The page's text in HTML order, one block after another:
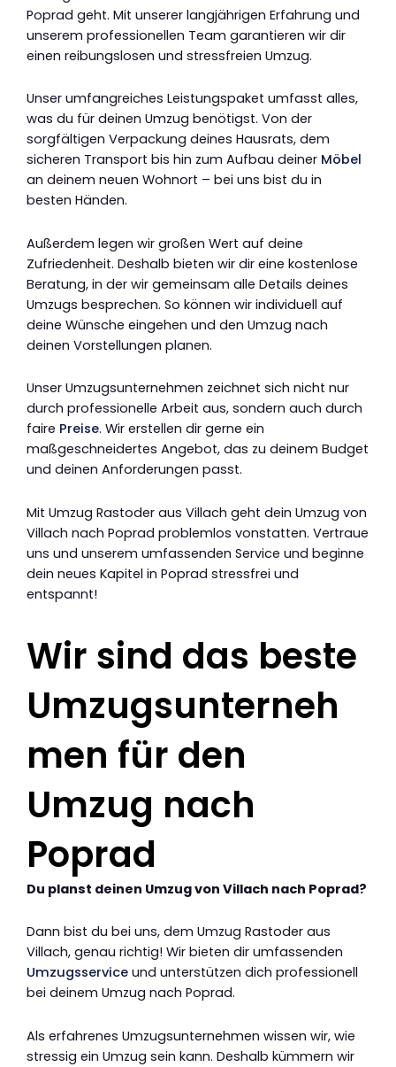
Poprad geht. Mit unserer langjährigen Erfahrung und
unserem professionellen Team garantieren wir dir
einen reibungslosen und stressfreien Umzug.
Unser umfangreiches Leistungspaket umfasst alles,
was du für deinen Umzug benötigst. Von der
sorgfältigen Verpackung deines Hausrats, dem
sicheren Transport bis hin zum Aufbau deiner Möbel
an deinem neuen Wohnort – bei uns bist du in
besten Händen.
Außerdem legen wir großen Wert auf deine
Zufriedenheit. Deshalb bieten wir dir eine kostenlose
Beratung, in der wir gemeinsam alle Details deines
Umzugs besprechen. So können wir individuell auf
deine Wünsche eingehen und den Umzug nach
deinen Vorstellungen planen.
Unser Umzugsunternehmen zeichnet sich nicht nur
durch professionelle Arbeit aus, sondern auch durch
faire Preise. Wir erstellen dir gerne ein
maßgeschneidertes Angebot, das zu deinem Budget
und deinen Anforderungen passt.
Mit Umzug Rastoder aus Villach geht dein Umzug von
Villach nach Poprad problemlos vonstatten. Vertraue
uns und unserem umfassenden Service und beginne
dein neues Kapitel in Poprad stressfrei und
entspannt!
Wir sind das beste
Umzugsunterneh
men für den
Umzug nach
Poprad
Du planst deinen Umzug von Villach nach Poprad?
Dann bist du bei uns, dem Umzug Rastoder aus
Villach, genau richtig! Wir bieten dir umfassenden
Umzugsservice und unterstützen dich professionell
bei deinem Umzug nach Poprad.
Als erfahrenes Umzugsunternehmen wissen wir, wie
stressig ein Umzug sein kann. Deshalb kümmern wir